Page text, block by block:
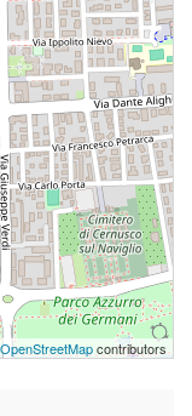
OpenStreetMapcontributors